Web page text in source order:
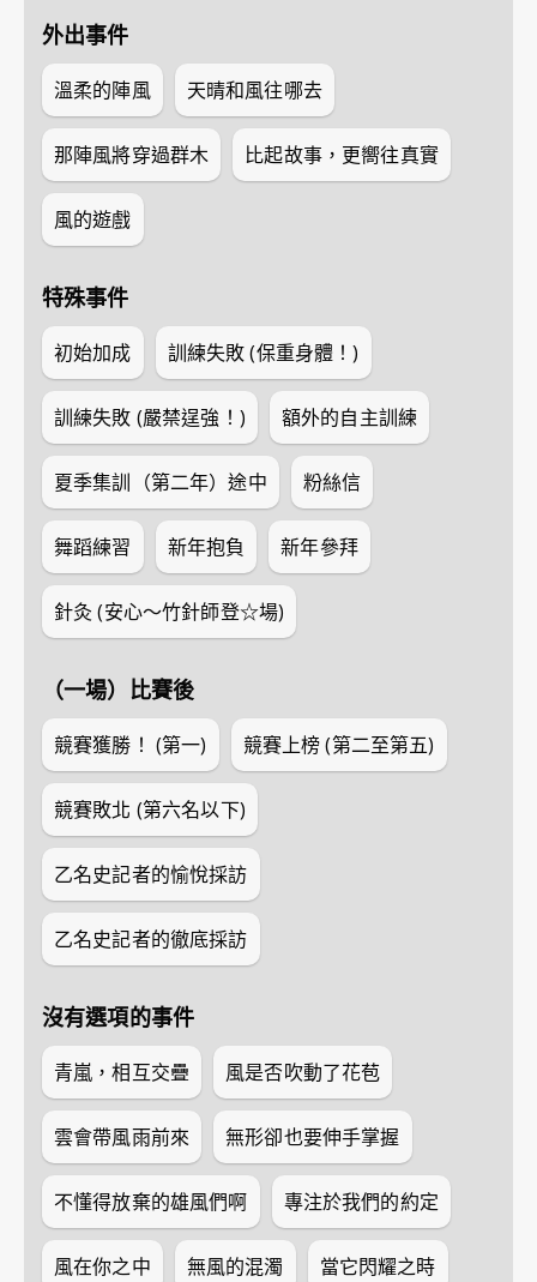
外出事件
溫柔的陣風 天晴和風往哪去
那陣風將穿過群木 比起故事，更嚮往真實
風的遊戲
特殊事件
初始加成 訓練失敗 (保重身體！)
訓練失敗 (嚴禁逞強！) 額外的自主訓練
夏季集訓（第二年）途中 粉絲信
舞蹈練習 新年抱負 新年參拜
針灸 (安心～竹針師登☆場)
（一場）比賽後
競賽獲勝！ (第一) 競賽上榜 (第二至第五)
競賽敗北 (第六名以下)
乙名史記者的愉悅採訪
乙名史記者的徹底採訪
沒有選項的事件
青嵐，相互交疊 風是否吹動了花苞
雲會帶風雨前來 無形卻也要伸手掌握
不懂得放棄的雄風們啊 專注於我們的約定
風在你之中 無風的混濁 當它閃耀之時